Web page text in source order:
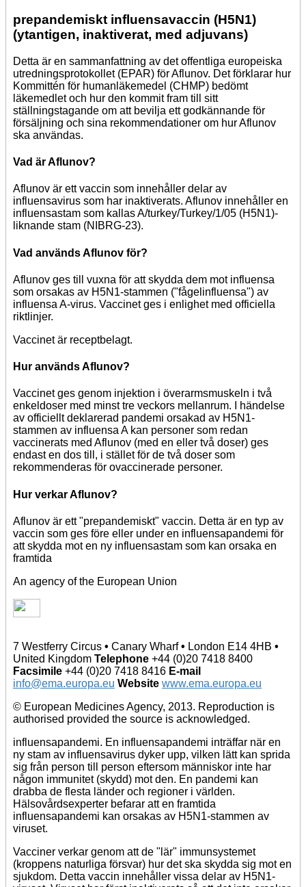
prepandemiskt influensavaccin (H5N1)
(ytantigen, inaktiverat, med adjuvans)
Detta är en sammanfattning av det offentliga europeiska
utredningsprotokollet (EPAR) för Aflunov. Det förklarar hur
Kommittén för humanläkemedel (CHMP) bedömt
läkemedlet och hur den kommit fram till sitt
ställningstagande om att bevilja ett godkännande för
försäljning och sina rekommendationer om hur Aflunov
ska användas.
Vad är Aflunov?
Aflunov är ett vaccin som innehåller delar av
influensavirus som har inaktiverats. Aflunov innehåller en
influensastam som kallas A/turkey/Turkey/1/05 (H5N1)-
liknande stam (NIBRG-23).
Vad används Aflunov för?
Aflunov ges till vuxna för att skydda dem mot influensa
som orsakas av H5N1-stammen ("fågelinfluensa") av
influensa A-virus. Vaccinet ges i enlighet med officiella
riktlinjer.
Vaccinet är receptbelagt.
Hur används Aflunov?
Vaccinet ges genom injektion i överarmsmuskeln i två
enkeldoser med minst tre veckors mellanrum. I händelse
av officiellt deklarerad pandemi orsakad av H5N1-
stammen av influensa A kan personer som redan
vaccinerats med Aflunov (med en eller två doser) ges
endast en dos till, i stället för de två doser som
rekommenderas för ovaccinerade personer.
Hur verkar Aflunov?
Aflunov är ett "prepandemiskt" vaccin. Detta är en typ av
vaccin som ges före eller under en influensapandemi för
att skydda mot en ny influensastam som kan orsaka en
framtida
An agency of the European Union
7 Westferry Circus • Canary Wharf• London E14 4HB •
United Kingdom Telephone +44 (0)20 7418 8400
Facsimile +44 (0)20 7418 8416 E-mail
info@ema.europa.eu Website www.ema.europa.eu
© European Medicines Agency, 2013. Reproduction is
authorised provided the source is acknowledged.
influensapandemi. En influensapandemi inträffar när en
ny stam av influensavirus dyker upp, vilken lätt kan sprida
sig från person till person eftersom människor inte har
någon immunitet (skydd) mot den. En pandemi kan
drabba de flesta länder och regioner i världen.
Hälsovårdsexperter befarar att en framtida
influensapandemi kan orsakas av H5N1-stammen av
viruset.
Vacciner verkar genom att de "lär" immunsystemet
(kroppens naturliga försvar) hur det ska skydda sig mot en
sjukdom. Detta vaccin innehåller vissa delar av H5N1-